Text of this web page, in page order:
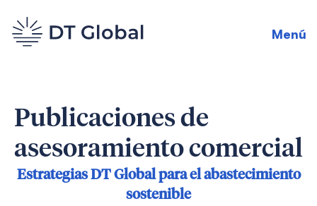
Menú
Publicaciones de
asesoramiento comercial
Estrategias DT Global para el abastecimiento
sostenible